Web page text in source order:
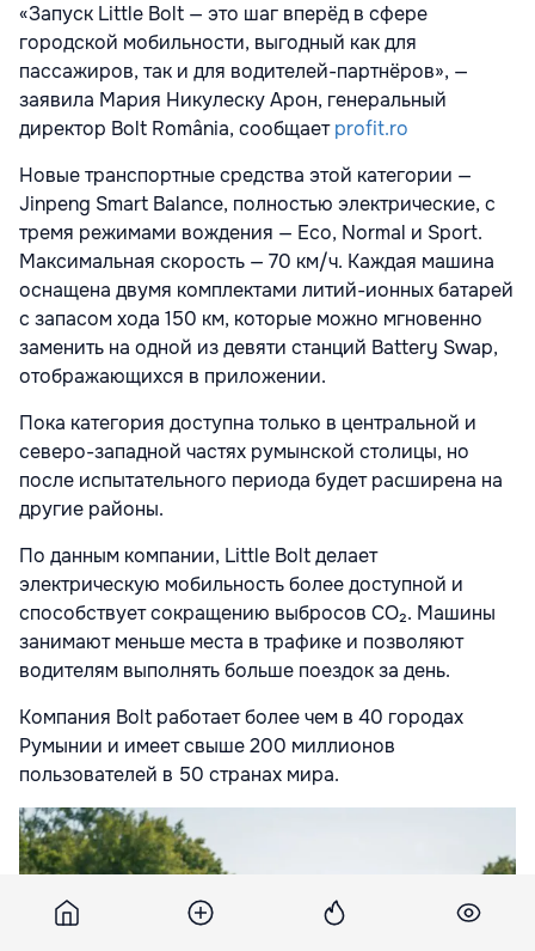
«Запуск Little Bolt — это шаг вперёд в сфере
городской мобильности, выгодный как для
пассажиров, так и для водителей-партнёров», —
заявила Мария Никулеску Арон, генеральный
директор Bolt România, сообщаетprofit.ro
Новые транспортные средства этой категории —
Jinpeng Smart Balance, полностью электрические, с
тремя режимами вождения — Eco, Normal и Sport.
Максимальная скорость — 70 км/ч. Каждая машина
оснащена двумя комплектами литий-ионных батарей
с запасом хода 150 км, которые можно мгновенно
заменить на одной из девяти станций Battery Swap,
отображающихся в приложении.
Пока категория доступна только в центральной и
северо-западной частях румынской столицы, но
после испытательного периода будет расширена на
другие районы.
По данным компании, Little Bolt делает
электрическую мобильность более доступной и
способствует сокращению выбросов CO₂. Машины
занимают меньше места в трафике и позволяют
водителям выполнять больше поездок за день.
Компания Bolt работает более чем в 40 городах
Румынии и имеет свыше 200 миллионов
пользователей в 50 странах мира.